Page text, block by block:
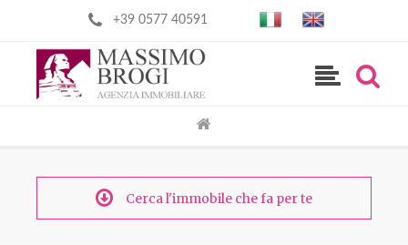
+39 0577 40591
Cerca l'immobile che fa per te